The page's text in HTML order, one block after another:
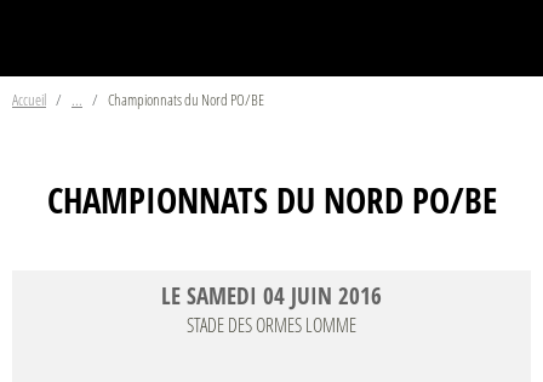
Accueil Championnats du Nord PO/BE
CHAMPIONNATS DU NORD PO/BE
LESAMEDI 04 JUIN 2016
STADE DES ORMESLOMME